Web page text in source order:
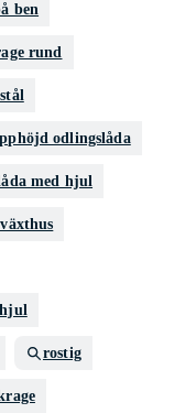
ben
rund
odlingslåda
med hjul
rostig